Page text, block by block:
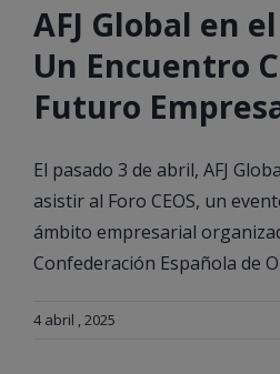
AFJ Global en
Un Encuentro
Futuro
El pasado 3 de abril, AFJ
asistir al Foro CEOS, un
ámbito empresarial
Confederación Española de
4 abril , 2025